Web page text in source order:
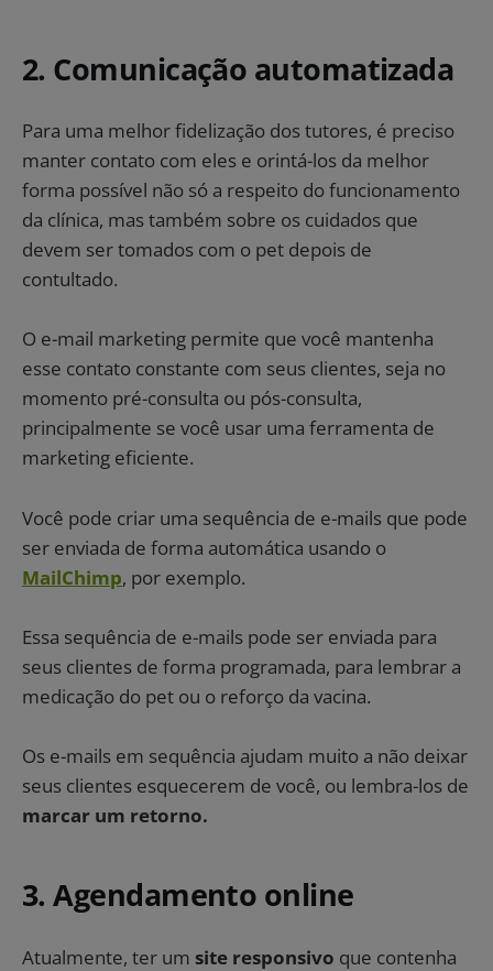
2. Comunicação automatizada
Para uma melhor fidelização dos tutores, é preciso
manter contato com eles e orintá-los da melhor
forma possível não só a respeito do funcionamento
da clínica, mas também sobre os cuidados que
devem ser tomados com o pet depois de
contultado.
O e-mail marketing permite que você mantenha
esse contato constante com seus clientes, seja no
momento pré-consulta ou pós-consulta,
principalmente se você usar uma ferramenta de
marketing eficiente.
Você pode criar uma sequência de e-mails que pode
ser enviada de forma automática usando o
MailChimp, por exemplo.
Essa sequência de e-mails pode ser enviada para
seus clientes de forma programada, para lembrar a
medicação do pet ou o reforço da vacina.
Os e-mails em sequência ajudam muito a não deixar
seus clientes esquecerem de você, ou lembra-los de
marcar um retorno.
3. Agendamento online
Atualmente, ter um site responsivo que contenha